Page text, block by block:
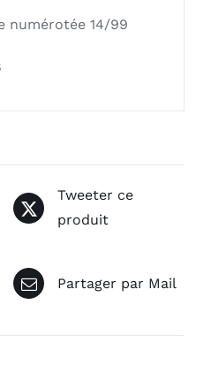
numérotée 14/99
Tweeter ce
produit
Partager par Mail